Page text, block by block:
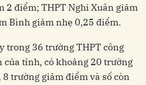
2 điểm; THPT Nghi Xuân giảm
Bình giảm nhẹ 0,25 điểm.
trong 36 trường THPT công
của tỉnh, có khoảng 20 trường
trường giảm điểm và số còn